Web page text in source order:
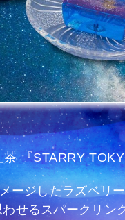
茶 『STARRY
ージしたラズベリ
せるスパークリン